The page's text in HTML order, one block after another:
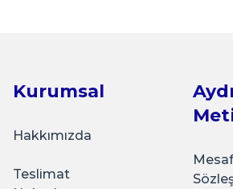
Tohum Saklamak için çok güzel
Kurumsal
Hakkımızda
Teslimat